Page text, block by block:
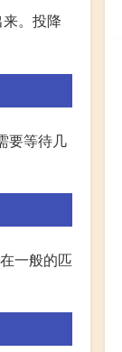
。投降
要等待几
一般的匹